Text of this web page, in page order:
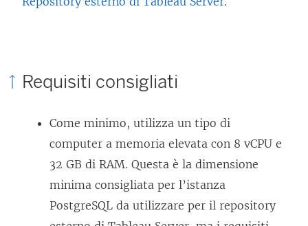
Requisiti consigliati
Come minimo, utilizza un tipo di
computer a memoria elevata con 8 vCPU e
32 GB di RAM. Questa è la dimensione
minima consigliata per l’istanza
PostgreSQL da utilizzare per il repository